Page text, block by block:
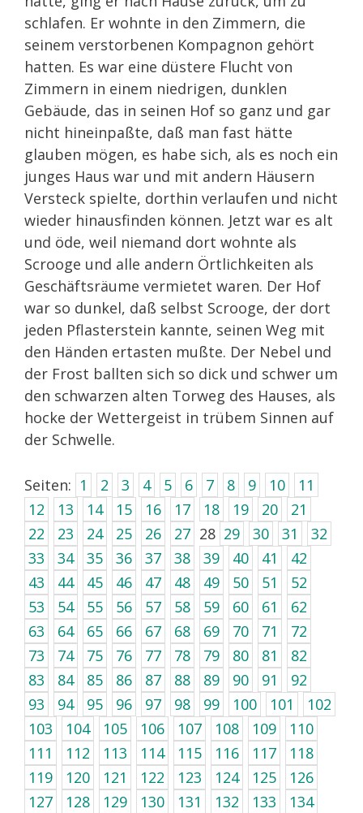
schlafen. Er wohnte in den Zimmern, die
seinem verstorbenen Kompagnon gehört
hatten. Es war eine düstere Flucht von
Zimmern in einem niedrigen, dunklen
Gebäude, das in seinen Hof so ganz und gar
nicht hineinpaßte, daß man fast hätte
glauben mögen, es habe sich, als es noch ein
junges Haus war und mit andern Häusern
Versteck spielte, dorthin verlaufen und nicht
wieder hinausfinden können. Jetzt war es alt
und öde, weil niemand dort wohnte als
Scrooge und alle andern Örtlichkeiten als
Geschäftsräume vermietet waren. Der Hof
war so dunkel, daß selbst Scrooge, der dort
jeden Pflasterstein kannte, seinen Weg mit
den Händen ertasten mußte. Der Nebel und
der Frost ballten sich so dick und schwer um
den schwarzen alten Torweg des Hauses, als
hocke der Wettergeist in trübem Sinnen auf
der Schwelle.
Seiten: 1 2 3 4 5 6 7 8 9 10
11
12
13 14 15 16 17 18 19 20
21
22
23 24 25 26 27 28 29 30 31
32
33
34 35 36 37 38 39 40 41
42
43
44 45 46 47 48 49 50 51
52
53
54 55 56 57 58 59 60 61
62
63
64 65 66 67 68 69 70 71
72
73
74 75 76 77 78 79 80 81
82
83
84 85 86 87 88 89 90 91
92
93
94 95 96 97 98 99 100 101
102
103
104 105 106 107 108 109
110
111
112 113 114 115 116 117
118
119
120 121 122 123 124 125
126
127
128 129 130 131 132 133
134